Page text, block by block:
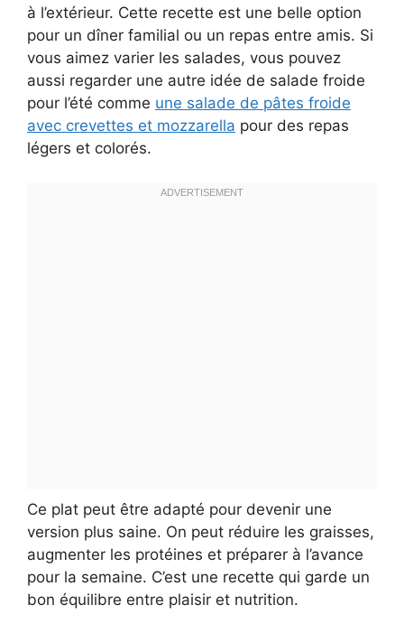
à l’extérieur. Cette recette est une belle option
pour un dîner familial ou un repas entre amis. Si
vous aimez varier les salades, vous pouvez
aussi regarder une autre idée de salade froide
pour l’été comme une salade de pâtes froide
avec crevettes et mozzarella pour des repas
légers et colorés.
Ce plat peut être adapté pour devenir une
version plus saine. On peut réduire les graisses,
augmenter les protéines et préparer à l’avance
pour la semaine. C’est une recette qui garde un
bon équilibre entre plaisir et nutrition.